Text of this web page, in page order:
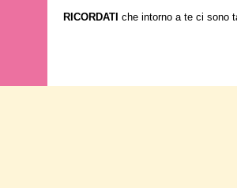
RICORDATI che intorno a te ci sono